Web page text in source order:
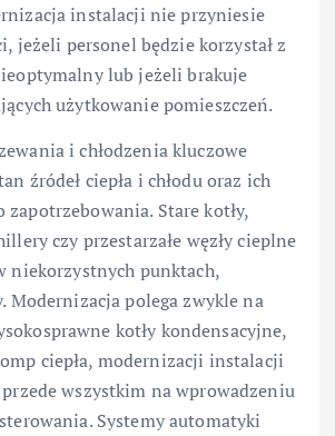
instalacji nie przyniesie
jeżeli personel będzie korzystał z
lub jeżeli brakuje
użytkowanie pomieszczeń.
i chłodzenia kluczowe
źródeł ciepła i chłodu oraz ich
zapotrzebowania. Stare kotły,
czy przestarzałe węzły cieplne
niekorzystnych punktach,
Modernizacja polega zwykle na
kotły kondensacyjne,
ciepła, modernizacji instalacji
przede wszystkim na wprowadzeniu
Systemy automatyki